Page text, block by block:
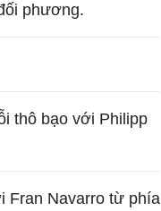
phương.
thô bạo với Philipp
Fran Navarro từ phía